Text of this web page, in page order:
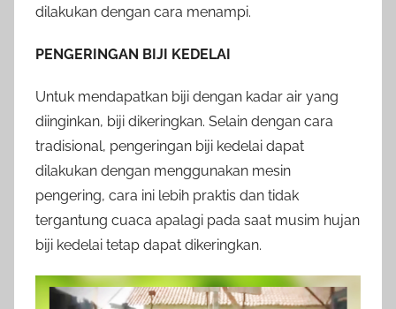
dilakukan dengan cara menampi.
PENGERINGAN BIJI KEDELAI
Untuk mendapatkan biji dengan kadar air yang
diinginkan, biji dikeringkan. Selain dengan cara
tradisional, pengeringan biji kedelai dapat
dilakukan dengan menggunakan mesin
pengering, cara ini lebih praktis dan tidak
tergantung cuaca apalagi pada saat musim hujan
biji kedelai tetap dapat dikeringkan.